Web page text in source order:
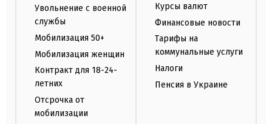
Увольнение с военной
службы
Мобилизация 50+
Мобилизация женщин
Контракт для 18-24-
летних
Отсрочка от
мобилизации
Курсы валют
Финансовые новости
Тарифы на
коммунальные услуги
Налоги
Пенсия в Украине